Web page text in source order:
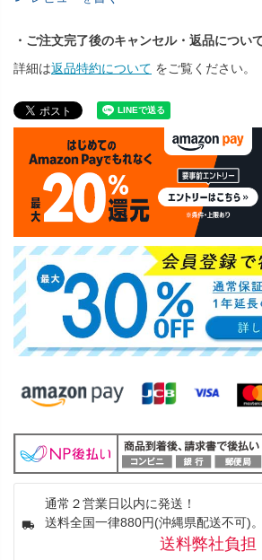
・ご注文完了後のキャンセル・返品につい
詳細は返品特約について をご覧ください。
通常２営業日以内に発送！
送料全国一律880円(沖縄県配送不可)
送料弊社負担